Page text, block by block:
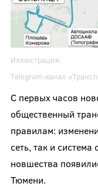
Иллюстрация:
Telegram-канал
С первых часов
общественный
правилам:
сеть, так и
новшества
Тюмени.